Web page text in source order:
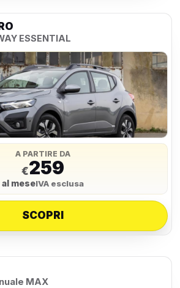
ESSENTIAL
A PARTIRE DA
€259
al meseIVA esclusa
SCOPRI
MAX